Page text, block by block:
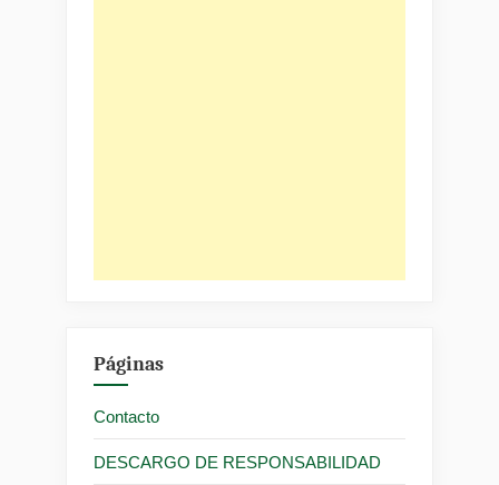
Páginas
Contacto
DESCARGO DE RESPONSABILIDAD